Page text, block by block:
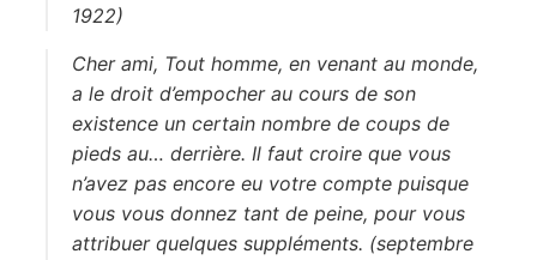
1922)
Cher ami, Tout homme, en venant au monde,
a le droit d’empocher au cours de son
existence un certain nombre de coups de
pieds au… derrière. Il faut croire que vous
n’avez pas encore eu votre compte puisque
vous vous donnez tant de peine, pour vous
attribuer quelques suppléments. (septembre